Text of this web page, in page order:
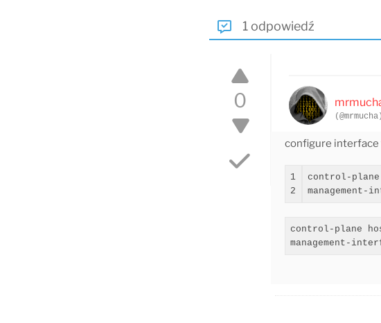
1 odpowiedź
0
(@mrmucha)
configure
1
control -
management -
control-plane
management-